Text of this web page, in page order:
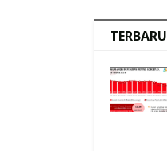
TERBARU